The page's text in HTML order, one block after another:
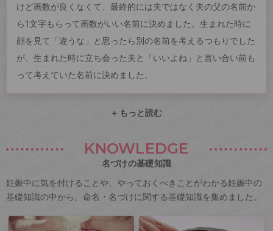
けど画数が良くなくて、最終的には夫ではなく夫の父の名前か
ら1文字もらって画数がいい名前に決めました。生まれた時に
顔を見て「違うな」と思ったら別の名前を考えるつもりでした
が、生まれた時に立ち会った夫と「いいよね」と言い合い前も
って考えていた名前に決めました。
+ もっと読む
KNOWLEDGE
名づけの基礎知識
妊娠中に気を付けることや、やっておくべきことがわかる妊娠中の
基礎知識の中から、命名・名づけに関する基礎知識を集めました。